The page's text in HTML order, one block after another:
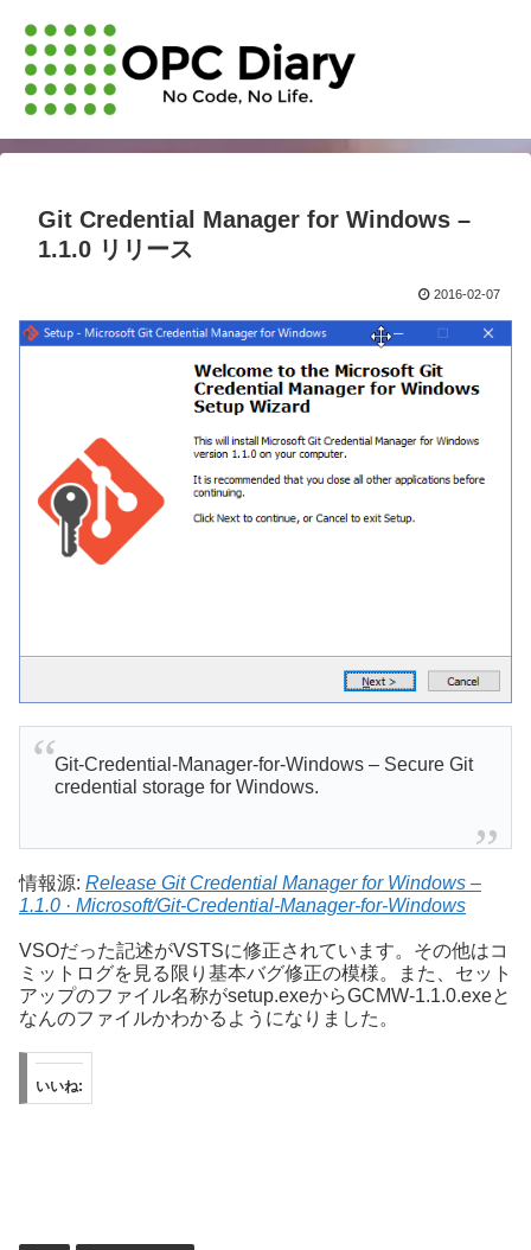
Git Credential Manager for Windows –
1.1.0 リリース
2016-02-07
Git-Credential-Manager-for-Windows – Secure Git
credential storage for Windows.
情報源: Release Git Credential Manager for Windows –
1.1.0 · Microsoft/Git-Credential-Manager-for-Windows
VSOだった記述がVSTSに修正されています。その他はコ
ミットログを見る限り基本バグ修正の模様。また、セット
アップのファイル名称がsetup.exeからGCMW-1.1.0.exeと
なんのファイルかわかるようになりました。
いいね: